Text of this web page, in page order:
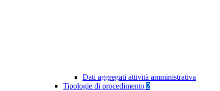
Dati aggregati attività amministrativa
Tipologie di procedimento 2